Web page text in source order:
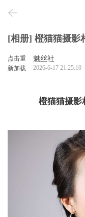
[相册] 橙猫猫摄影
点击重
新加载
魅丝社
2026-6-17 21:25:10
橙猫猫摄影